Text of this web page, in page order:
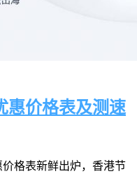
惠价格表及测速
格表新鲜出炉，香港节